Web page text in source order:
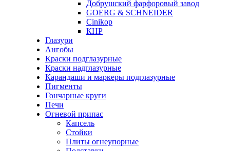
Добрушский фарфоровый завод
GOERG & SCHNEIDER
Cinikop
КНР
Глазури
Ангобы
Краски подглазурные
Краски надглазурные
Карандаши и маркеры подглазурные
Пигменты
Гончарные круги
Печи
Огневой припас
Капсель
Стойки
Плиты огнеупорные